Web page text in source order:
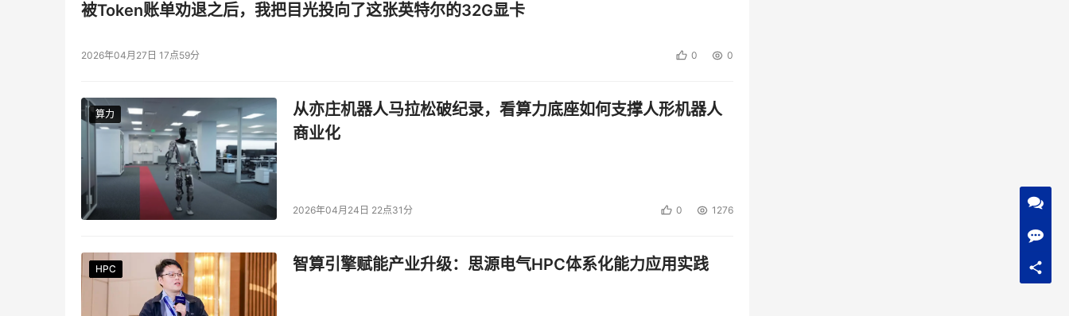
被Token账单劝退之后，我把目光投向了这张英特尔的32G显卡
2026年04月27日 17点59分 0 0
算力
算力
从亦庄机器人马拉松破纪录，看算力底座如何支撑人形机器人
商业化
2026年04月24日 22点31分 0 1276
HPC
HPC
HPC
HPC
HPC
HPC 智算引擎赋能产业升级：思源电气HPC体系化能力应用实践